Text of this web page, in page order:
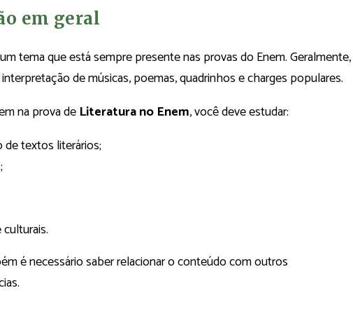
em geral
tema que está sempre presente nas provas do Enem. Geralmente,
de músicas, poemas, quadrinhos e charges populares.
na prova de Literatura no Enem, você deve estudar:
de textos literários;
é necessário saber relacionar o conteúdo com outros